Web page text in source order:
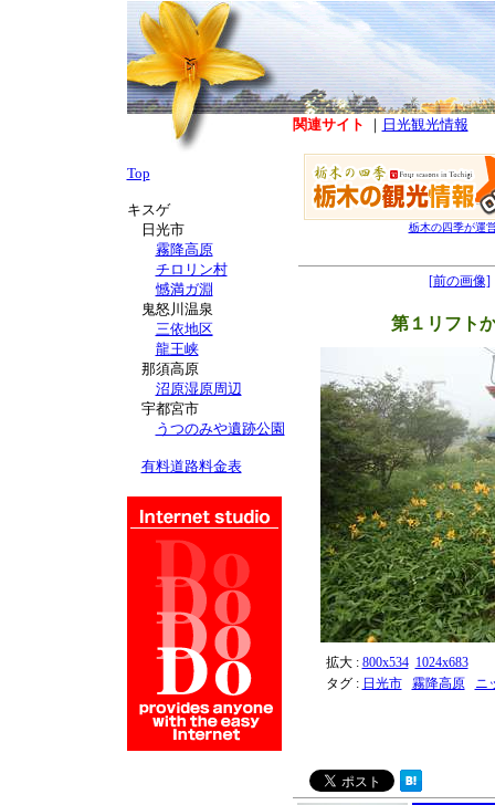
関連サイト ｜ 日光観光情報
栃木の四季が運
[前の画像]
第１リフト
拡大 : 800x534 1024x683
タグ : 日光市 霧降高原 ニ
Top
キスゲ
日光市
霧降高原
チロリン村
憾満ガ淵
鬼怒川温泉
三依地区
龍王峡
那須高原
沼原湿原周辺
宇都宮市
うつのみや遺跡公園
有料道路料金表